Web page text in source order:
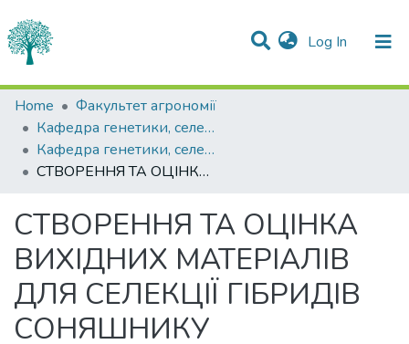
Log In (current)
Statistics
Communities & Collections
All of DSpace
Home
Факультет агрономії
Кафедра генетики, селекції рослин та біотехнології імені І.П.Чучмія
Кафедра генетики, селекції рослин та біотехнології імені І.П.Чучмія
СТВОРЕННЯ ТА ОЦІНКА ВИХІДНИХ МАТЕРІАЛІВ ДЛЯ СЕЛЕКЦІЇ ГІБРИДІВ СОНЯШНИКУ КОНДИТЕРСЬКОГО НАПРЯМУ ВИКОРИСТАННЯ
СТВОРЕННЯ ТА ОЦІНКА
ВИХІДНИХ МАТЕРІАЛІВ
ДЛЯ СЕЛЕКЦІЇ ГІБРИДІВ
СОНЯШНИКУ